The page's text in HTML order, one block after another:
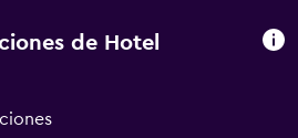
de Hotel